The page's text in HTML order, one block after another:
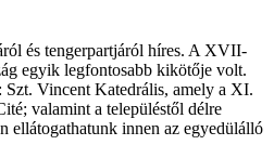
és tengerpartjáról híres. A XVII-
egyik legfontosabb kikötője volt.
Szt. Vincent Katedrális, amely a XI.
valamint a településtől délre
ellátogathatunk innen az egyedülálló